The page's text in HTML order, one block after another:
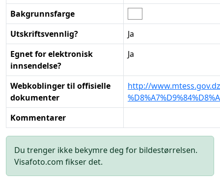
Bakgrunnsfarge
Utskriftsvennlig?
Ja
Egnet for elektronisk
innsendelse?
Ja
Webkoblinger til offisielle
dokumenter
http://
Kommentarer
Du trenger ikke bekymre deg for bildestørrelsen.
Visafoto.com fikser det.